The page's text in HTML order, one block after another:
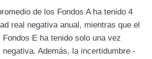
de los Fondos A ha tenido 4
real negativa anual, mientras que el
Fondos E ha tenido solo una vez
negativa. Además, la incertidumbre -